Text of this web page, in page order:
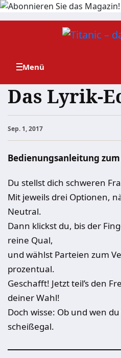
Zum
Das Lyrik-
Sep. 1, 2017
Bedienungsanleitung
Du stellst dich schweren
Mit jeweils drei Optionen,
Neutral.
Dann klickst du, bis der
reine Qual,
und wählst Parteien zum
prozentual.
Geschafft! Jetzt teil’s den
deiner Wahl!
Doch wisse: Ob und wen
scheißegal.